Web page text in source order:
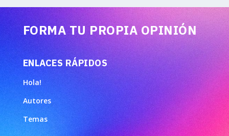
FORMA TU PROPIA OPINIÓN
ENLACES RÁPIDOS
Hola!
Autores
Temas